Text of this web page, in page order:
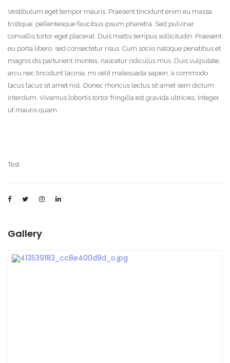
Vestibulum eget tempor mauris. Praesent tincidunt enim eu massa
tristique, pellentesque faucibus ipsum pharetra. Sed pulvinar
convallis tortor eget placerat. Duis mattis tempus sollicitudin. Praesent
eu porta libero, sed consectetur risus. Cum sociis natoque penatibus et
magnis dis parturient montes, nascetur ridiculus mus. Duis vulputate,
arcu nec tincidunt lacinia, mi velit malesuada sapien, a commodo
lacus lacus sit amet nisl. Donec rhoncus lectus sit amet sem dictum
interdum. Vivamus lobortis tortor fringilla est gravida ultricies. Integer
ut mauris quam.
Test
Gallery
Remember me